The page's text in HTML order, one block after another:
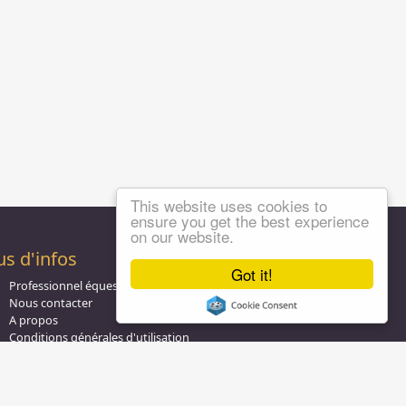
Got it!
This website uses cookies to
ensure you get the best experience
on our website.
d'infos
Professionnel équestre, Inscrivez-vous !
Nous contacter
A propos
Conditions générales d'utilisation